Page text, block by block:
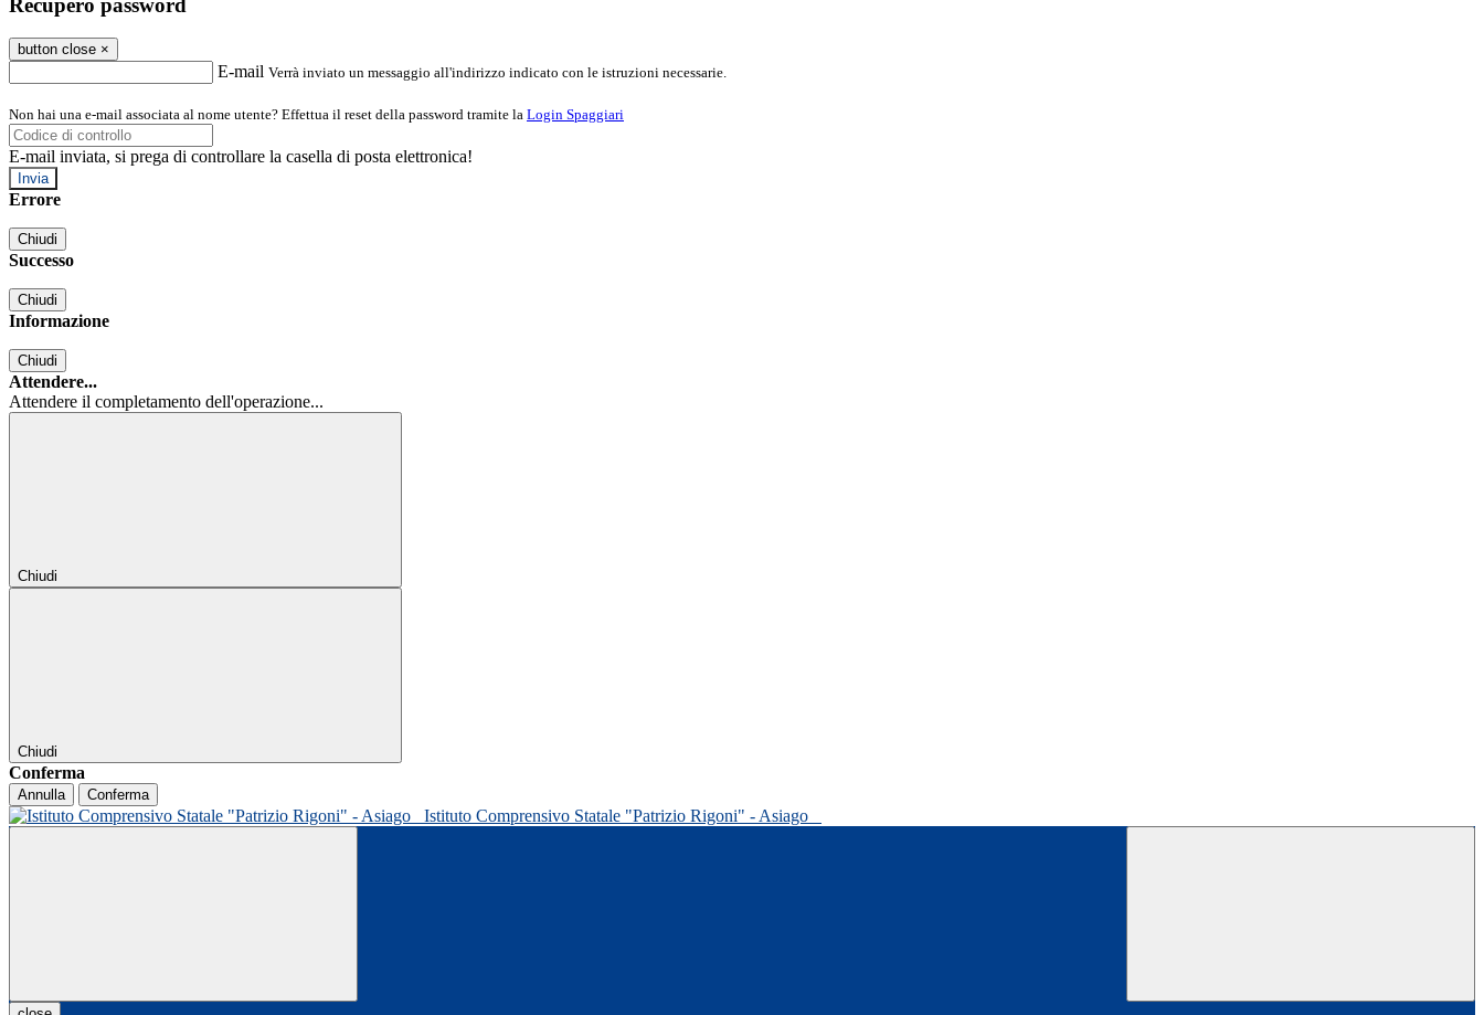
button close ×
E-mail Verrà inviato un messaggio all'indirizzo indicato con le istruzioni necessarie.
Non hai una e-mail associata al nome utente? Effettua il reset della password tramite la Login Spaggiari
E-mail inviata, si prega di controllare la casella di posta elettronica!
Errore
Chiudi
Successo
Chiudi
Informazione
Chiudi
Attendere...
Attendere il completamento dell'operazione...
Chiudi
Chiudi
Conferma
Annulla Conferma
Istituto Comprensivo Statale "Patrizio Rigoni" - Asiago